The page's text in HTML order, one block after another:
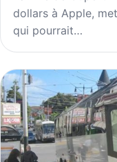
dollars à Apple,
qui pourrait…